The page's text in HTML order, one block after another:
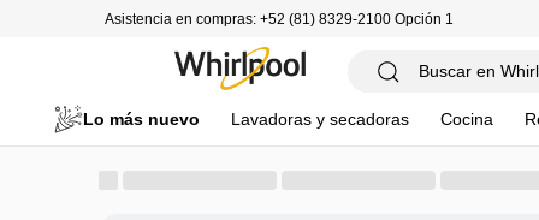
Asistencia en compras: +52 (81) 8329-2100 Opción 1
Lo más nuevo Lavadoras y secadoras Cocina